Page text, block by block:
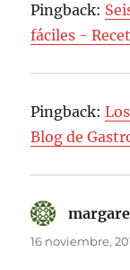
Pingback:
fáciles -
Pingback:
Blog de
16 noviembre,